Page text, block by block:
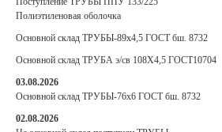
Полиэтиленовая оболочка
Основной склад ТРУБЫ-89х4,5 ГОСТ бш. 8732
Основной склад ТРУБА э/св 108Х4,5 ГОСТ10704
03.08.2026
Основной склад ТРУБЫ-76х6 ГОСТ бш. 8732
02.08.2026